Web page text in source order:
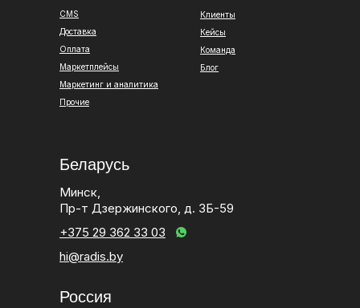
CMS
Доставка
Оплата
Маркетплейсы
Маркетинг и аналитика
Прочие
Беларусь
Минск,
Пр-т Дзержинского, д. 3Б-59
Россия
hi@radis.by
Клиенты
Кейсы
Команда
Блог
+375 29 362 33 03